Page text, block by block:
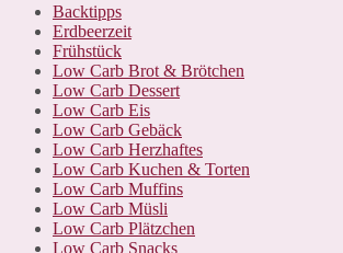
Backtipps
Erdbeerzeit
Frühstück
Low Carb Brot & Brötchen
Low Carb Dessert
Low Carb Eis
Low Carb Gebäck
Low Carb Herzhaftes
Low Carb Kuchen & Torten
Low Carb Muffins
Low Carb Müsli
Low Carb Plätzchen
Low Carb Snacks